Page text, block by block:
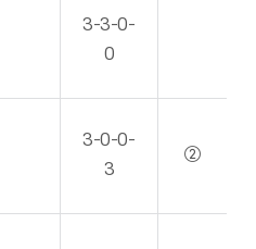
3-3-0-
0
3-0-0-
3
②